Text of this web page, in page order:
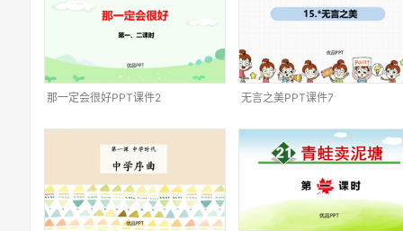
那一定会很好PPT课件2 无言之美PPT课件7